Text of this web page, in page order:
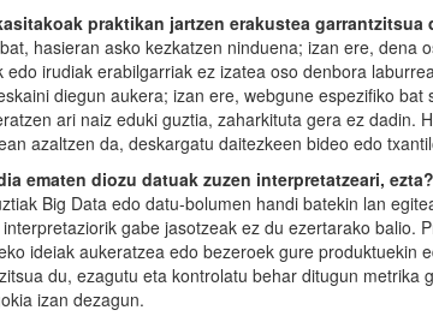
praktikan jartzen erakustea garrantzitsua
hasieran asko kezkatzen ninduena; izan ere, dena
irudiak erabilgarriak ez izatea oso denbora
diegun aukera; izan ere, webgune espezifiko
ari naiz eduki guztia, zaharkituta gera ez dadin.
azaltzen da, deskargatu daitezkeen bideo edo
ematen diozu datuak zuzen interpretatzeari, ezta?
Big Data edo datu-bolumen handi batekin lan
gabe jasotzeak ez du ezertarako balio.
ideiak aukeratzea edo bezeroek gure produktuekin
du, ezagutu eta kontrolatu behar ditugun metrika
izan dezagun.